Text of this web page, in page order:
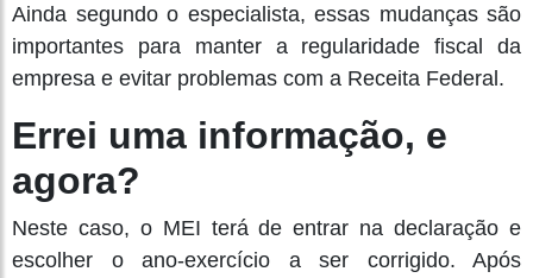
Ainda segundo o especialista, essas mudanças são
importantes para manter a regularidade fiscal da
empresa e evitar problemas com a Receita Federal.
Errei uma informação, e
agora?
Neste caso, o MEI terá de entrar na declaração e
escolher o ano-exercício a ser corrigido. Após